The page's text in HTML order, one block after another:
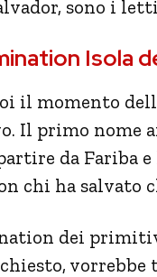
sono i
Isola
il momento
Il primo nome
da Fariba
chi ha salvato
dei